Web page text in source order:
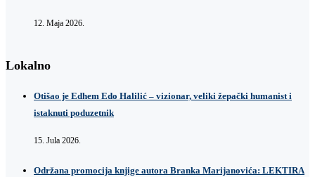
12. Maja 2026.
Lokalno
Otišao je Edhem Edo Halilić – vizionar, veliki žepački humanist i
istaknuti poduzetnik
15. Jula 2026.
Održana promocija knjige autora Branka Marijanovića: LEKTIRA